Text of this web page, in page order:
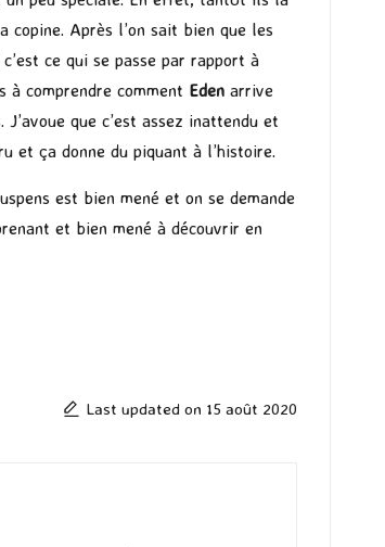
Après l’on sait bien que les
ce qui se passe par rapport à
comprendre comment Eden arrive
que c’est assez inattendu et
et ça donne du piquant à l’histoire.
est bien mené et on se demande
et bien mené à découvrir en
Last updated on 15 août 2020